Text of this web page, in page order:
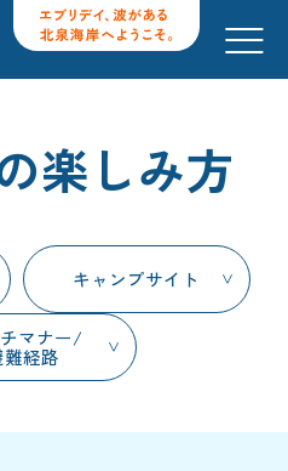
楽しみ方
キャンプサイト
マナー/
難経路